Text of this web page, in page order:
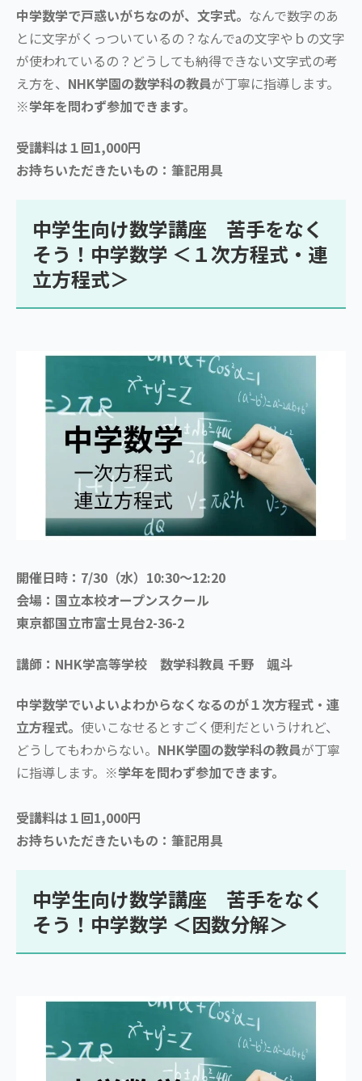
中学数学で戸惑いがちなのが、文字式。 なんで数字のあ
とに文字がくっついているの？なんでaの文字やｂの文字
が使われているの？どうしても納得できない文字式の考
え方を、 NHK学園の数学科の教員が丁寧に指導します。
※学年を問わず参加できます。
受講料は１回1,000円
お持ちいただきたいもの：筆記用具
中学生向け数学講座 苦手をなく
そう！中学数学 ＜１次方程式・連
立方程式＞
開催日時：7/30（水）10:30～12:20
会場：国立本校オープンスクール
東京都国立市富士見台2-36-2
講師：NHK学高等学校 数学科教員 千野 颯斗
中学数学でいよいよわからなくなるのが１次方程式・連
立方程式。 使いこなせるとすごく便利だというけれど、
どうしてもわからない。 NHK学園の数学科の教員が丁寧
に指導します。 ※学年を問わず参加できます。
受講料は１回1,000円
お持ちいただきたいもの：筆記用具
中学生向け数学講座 苦手をなく
そう！中学数学 ＜因数分解＞